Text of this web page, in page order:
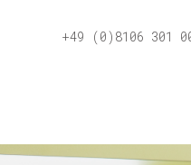
+49 (0)8106 301